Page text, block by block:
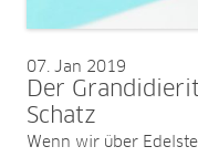
07 Jan 2019
Der
Schatz
Wenn wir über